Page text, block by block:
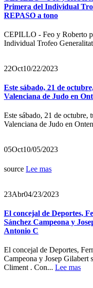
Primera del Individual
REPASO a tono
CEPILLO - Feo y Roberto
Individual Trofeo
22Oct10/22/2023
Este sábado, 21 de
Valenciana de Judo en
Este sábado, 21 de octubre,
Valenciana de Judo en
05Oct10/05/2023
source Lee mas
23Abr04/23/2023
El concejal de Deportes,
Sánchez Campeona y
Antonio C
El concejal de Deportes,
Campeona y Josep Gilabert
Climent . Con... Lee mas